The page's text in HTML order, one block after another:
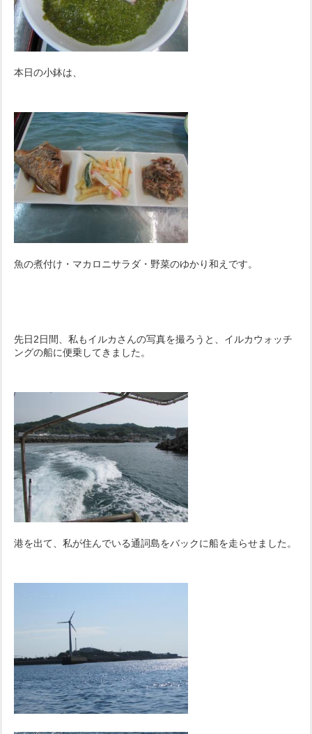
本日の小鉢は、
魚の煮付け・マカロニサラダ・野菜のゆかり和えです。
先日2日間、私もイルカさんの写真を撮ろうと、イルカウォッチ
ングの船に便乗してきました。
港を出て、私が住んでいる通詞島をバックに船を走らせました。